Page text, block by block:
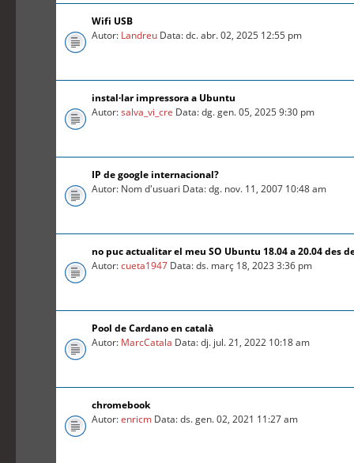
Wifi USB
Autor: Landreu Data: dc. abr. 02, 2025 12:55 pm
instal·lar impressora a Ubuntu
Autor:salva_vi_cre Data: dg. gen. 05, 2025 9:30 pm
IP de google internacional?
Autor: Nom d'usuari Data: dg. nov. 11, 2007 10:48 am
no puc actualitar el meu SO Ubuntu 18.04 a 20.04 des
Autor:cueta1947 Data: ds. març 18, 2023 3:36 pm
Pool de Cardano en català
Autor: MarcCatala Data: dj. jul. 21, 2022 10:18 am
chromebook
Autor:enricm Data: ds. gen. 02, 2021 11:27 am